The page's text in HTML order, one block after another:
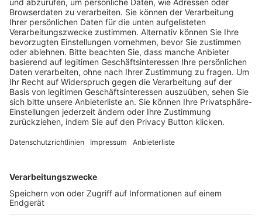
Trainerausbildung
Schulungsangebot Vereinsmitarbeiter
BFV-Geschäftsstellen
Trainerbörse
Login SpielPlus
FOLGE DEM BFV
TOP-VEREINE